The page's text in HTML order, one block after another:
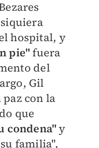
hospital, y
pie"fuera
del
Gil
con la
que
condena"y
familia",